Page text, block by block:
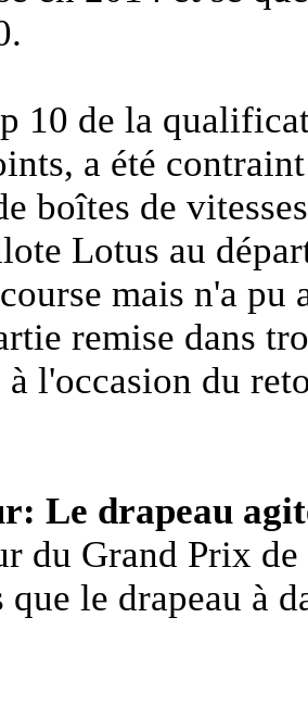
10 de la
a été
boîtes de
Lotus au
mais n'a pu
remise dans
à l'occasion du
Le drapeau
du Grand Prix
que le drapeau à